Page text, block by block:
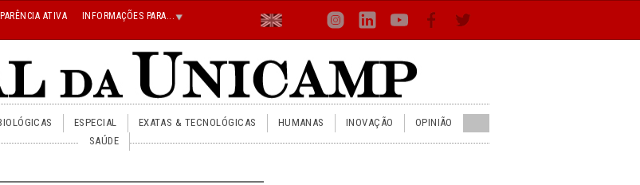
ATIVA INFORMAÇÕES PARA... Menu
Superior
Direito
En Inst Lin You Face Twit
ESPECIAL EXATAS & TECNOLÓGICAS HUMANAS INOVAÇÃO
OPINIÃO
SAÚDE